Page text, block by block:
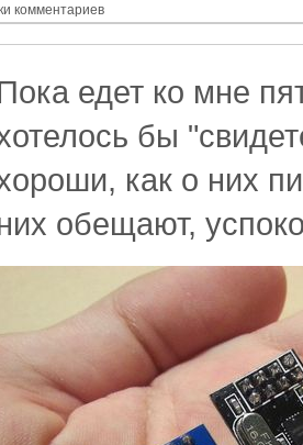
комментариев
едет ко мне
бы
как о них
обещают,